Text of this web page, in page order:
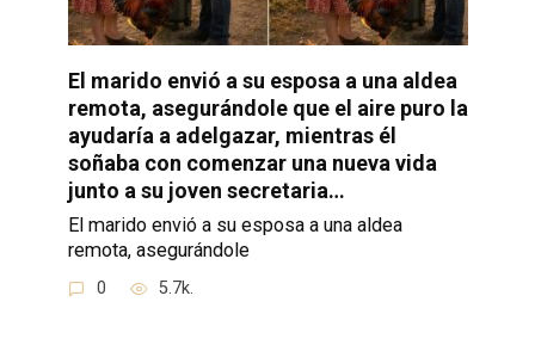
El marido envió a su esposa a una aldea
remota, asegurándole que el aire puro la
ayudaría a adelgazar, mientras él
soñaba con comenzar una nueva vida
junto a su joven secretaria…
El marido envió a su esposa a una aldea
remota, asegurándole
0 5.7k.